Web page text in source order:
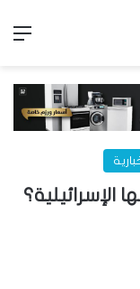
الإسرائيلية؟